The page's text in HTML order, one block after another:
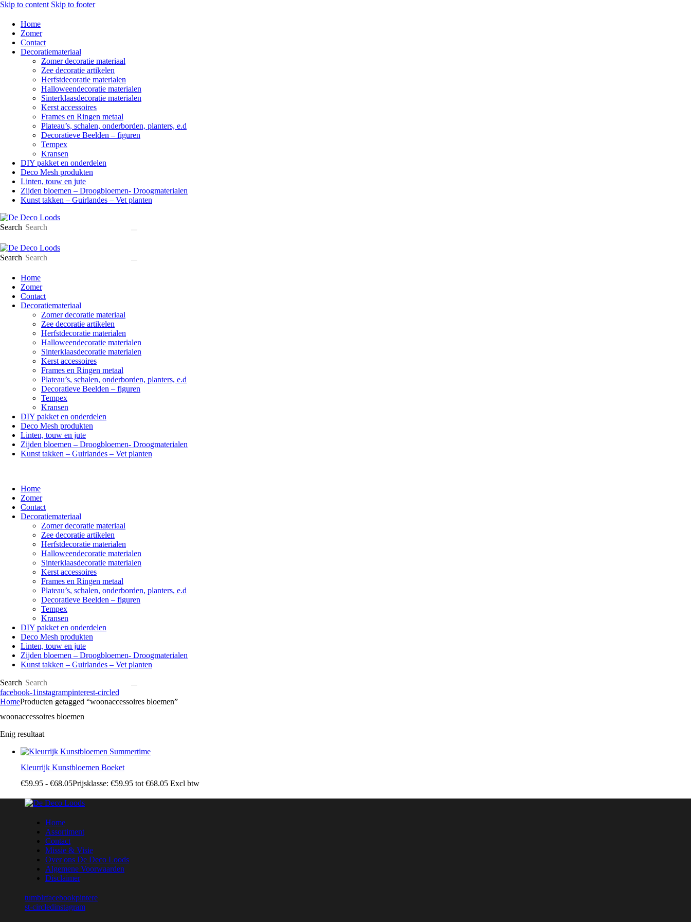
Skip to content Skip to footer
Home
Zomer
Contact
Decoratiemateriaal
Zomer decoratie materiaal
Zee decoratie artikelen
Herfstdecoratie materialen
Halloweendecoratie materialen
Sinterklaasdecoratie materialen
Kerst accessoires
Frames en Ringen metaal
Plateau’s, schalen, onderborden, planters, e.d
Decoratieve Beelden – figuren
Tempex
Kransen
DIY pakket en onderdelen
Deco Mesh produkten
Linten, touw en jute
Zijden bloemen – Droogbloemen- Droogmaterialen
Kunst takken – Guirlandes – Vet planten
Search
Search
Home
Zomer
Contact
Decoratiemateriaal
Zomer decoratie materiaal
Zee decoratie artikelen
Herfstdecoratie materialen
Halloweendecoratie materialen
Sinterklaasdecoratie materialen
Kerst accessoires
Frames en Ringen metaal
Plateau’s, schalen, onderborden, planters, e.d
Decoratieve Beelden – figuren
Tempex
Kransen
DIY pakket en onderdelen
Deco Mesh produkten
Linten, touw en jute
Zijden bloemen – Droogbloemen- Droogmaterialen
Kunst takken – Guirlandes – Vet planten
Home
Zomer
Contact
Decoratiemateriaal
Zomer decoratie materiaal
Zee decoratie artikelen
Herfstdecoratie materialen
Halloweendecoratie materialen
Sinterklaasdecoratie materialen
Kerst accessoires
Frames en Ringen metaal
Plateau’s, schalen, onderborden, planters, e.d
Decoratieve Beelden – figuren
Tempex
Kransen
DIY pakket en onderdelen
Deco Mesh produkten
Linten, touw en jute
Zijden bloemen – Droogbloemen- Droogmaterialen
Kunst takken – Guirlandes – Vet planten
Search
facebook-1instagrampinterest-circled
HomeProducten getagged “woonaccessoires bloemen”
woonaccessoires bloemen
Enig resultaat
Kleurrijk Kunstbloemen Boeket
€59.95 - €68.05Prijsklasse: €59.95 tot €68.05 Excl btw
Home
Assortiment
Contact
Missie & Visie
Over ons De Deco Loods
Algemene Voorwaarden
Disclaimer
tumblrfacebookpintere
st-circledinstagram